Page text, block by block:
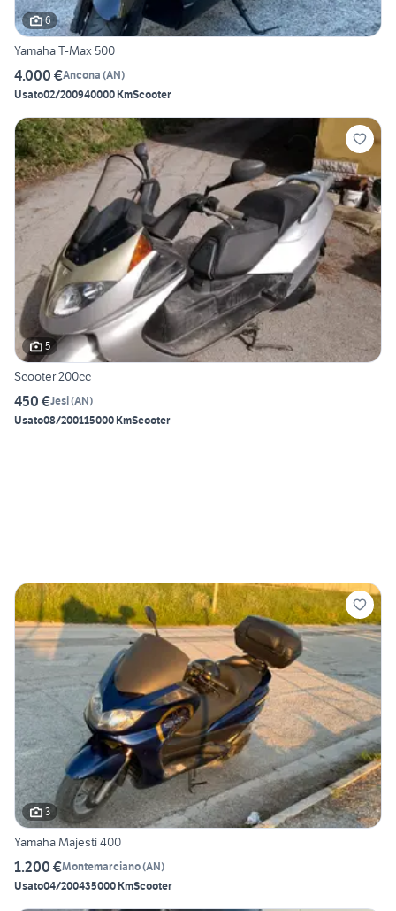
6
Yamaha T-Max 500
4.000 €Ancona (AN)
Usato02/200940000 KmScooter
5
Scooter 200cc
450 €Jesi(AN)
Usato08/200115000 KmScooter
3
Yamaha Majesti 400
1.200 €Montemarciano(AN)
Usato04/200435000 KmScooter